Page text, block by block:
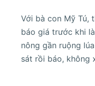
Với bà con Mỹ Tú,
báo giá trước khi
nông gần ruộng
sát rồi báo, không